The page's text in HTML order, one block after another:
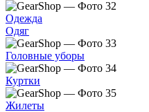
Одежда
Одяг
Головные уборы
Куртки
Жилеты